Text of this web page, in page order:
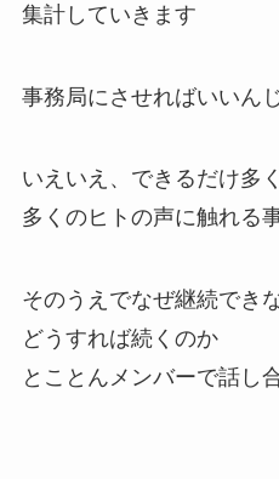
集計していきます
事務局にさせればいいん
いえいえ、できるだけ多
多くのヒトの声に触れる
そのうえでなぜ継続でき
どうすれば続くのか
とことんメンバーで話し